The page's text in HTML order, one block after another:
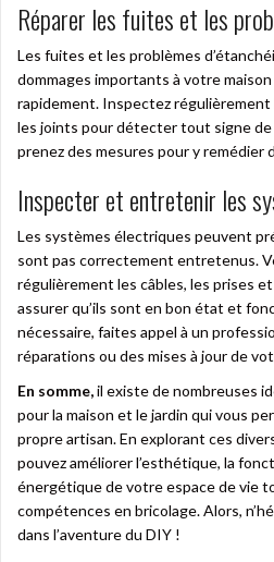
Réparer les fuites et les
Les fuites et les problèmes
dommages importants à votre
rapidement. Inspectez
les joints pour détecter tout signe
prenez des mesures pour y remédier
Inspecter et entretenir les
Les systèmes électriques peuvent
sont pas correctement entretenus.
régulièrement les câbles, les prises
assurer qu’ils sont en bon état et
nécessaire, faites appel à un
réparations ou des mises à jour de
En somme,il existe de nombreuses
pour la maison et le jardin qui vous
propre artisan. En explorant ces
pouvez améliorer l’esthétique, la
énergétique de votre espace de vie
compétences en bricolage. Alors,
dans l’aventure du DIY !